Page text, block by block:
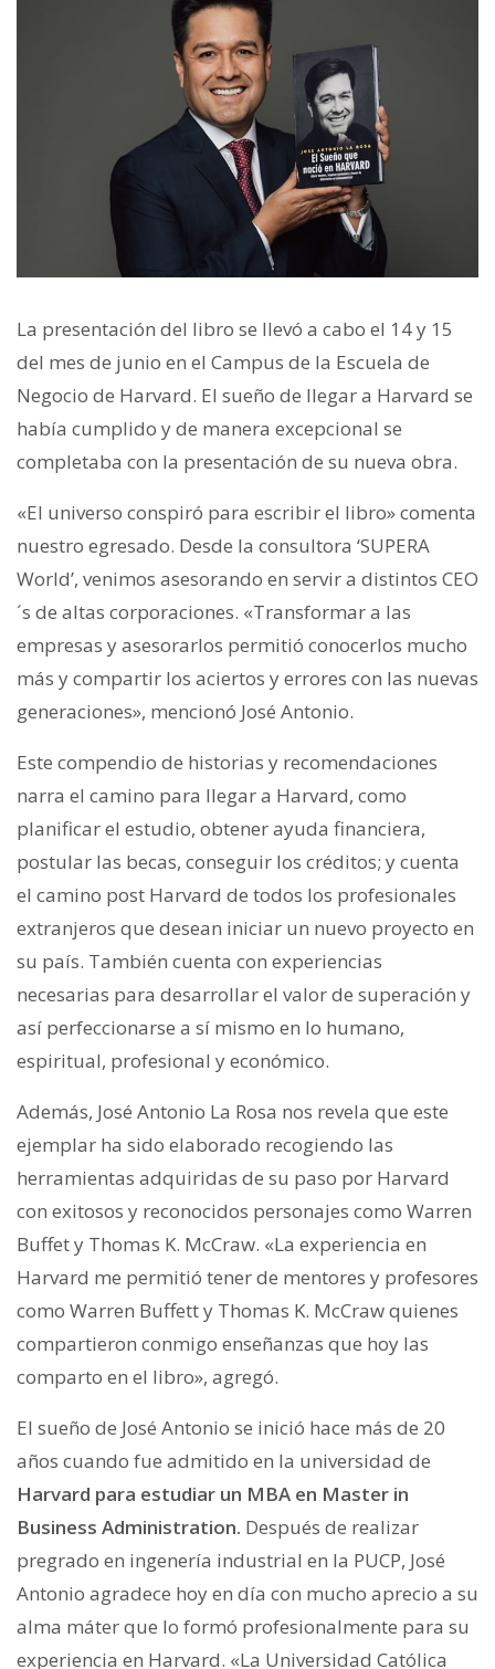
La presentación del libro se llevó a cabo el 14 y 15
del mes de junio en el Campus de la Escuela de
Negocio de Harvard. El sueño de llegar a Harvard se
había cumplido y de manera excepcional se
completaba con la presentación de su nueva obra.
«El universo conspiró para escribir el libro» comenta
nuestro egresado. Desde la consultora ‘SUPERA
World’, venimos asesorando en servir a distintos CEO
´s de altas corporaciones. «Transformar a las
empresas y asesorarlos permitió conocerlos mucho
más y compartir los aciertos y errores con las nuevas
generaciones», mencionó José Antonio.
Este compendio de historias y recomendaciones
narra el camino para llegar a Harvard, como
planificar el estudio, obtener ayuda financiera,
postular las becas, conseguir los créditos; y cuenta
el camino post Harvard de todos los profesionales
extranjeros que desean iniciar un nuevo proyecto en
su país. También cuenta con experiencias
necesarias para desarrollar el valor de superación y
así perfeccionarse a sí mismo en lo humano,
espiritual, profesional y económico.
Además, José Antonio La Rosa nos revela que este
ejemplar ha sido elaborado recogiendo las
herramientas adquiridas de su paso por Harvard
con exitosos y reconocidos personajes como Warren
Buffet y Thomas K. McCraw. «La experiencia en
Harvard me permitió tener de mentores y profesores
como Warren Buffett y Thomas K. McCraw quienes
compartieron conmigo enseñanzas que hoy las
comparto en el libro», agregó.
El sueño de José Antonio se inició hace más de 20
años cuando fue admitido en la universidad de
Harvard para estudiar un MBA en Master in
Business Administration. Después de realizar
pregrado en ingenería industrial en la PUCP, José
Antonio agradece hoy en día con mucho aprecio a su
alma máter que lo formó profesionalmente para su
experiencia en Harvard. «La Universidad Católica